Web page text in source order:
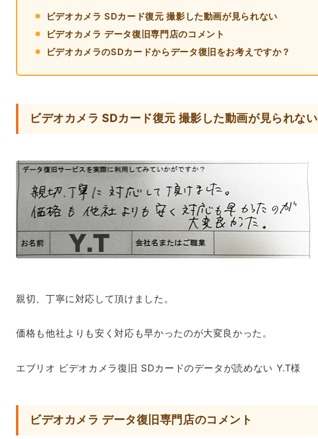
ビデオカメラ SDカード復元 撮影した動画が見られない
ビデオカメラ データ復旧専門店のコメント
ビデオカメラのSDカードからデータ復旧をお考えですか？
ビデオカメラ SDカード復元 撮影した動画が見られない
親切、丁寧に対応して頂けました。
価格も他社よりも安く対応も早かったのが大変良かった。
エブリオ ビデオカメラ復旧 SDカードのデータが読めない Y.T様
ビデオカメラ データ復旧専門店のコメント